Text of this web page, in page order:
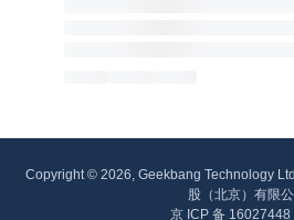
Copyright © 2026, Geekbang Technology
股（北京）有限公
京 ICP 备 16027448